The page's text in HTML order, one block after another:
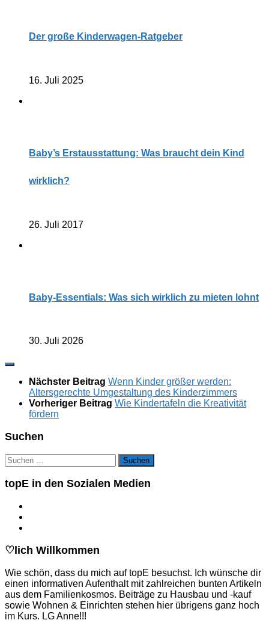
Der große Kinderwagen-Ratgeber
16. Juli 2025
Baby’s Erstausstattung: Was braucht dein Kind
wirklich?
26. Juli 2017
Baby-Essentials: Was sich wirklich zu mieten lohnt
30. Juli 2026
Nächster Beitrag Wenn Kinder größer werden:
Altersgerechte Umgestaltung des Kinderzimmers
Vorheriger Beitrag Wie Kindertafeln die Kreativität
fördern
Suchen
Suchen
nach:
topE in den Sozialen Medien
♡lich Willkommen
Wie schön, dass du mich auf topE besuchst. Ich wünsche dir
einen informativen Aufenthalt mit zahlreichen bunten Artikeln
aus dem Familienkosmos. Beiträge zu Hausbau und -kauf
sowie Wohnen & Einrichten stehen hier übrigens ganz hoch
im Kurs. LG Anne!!!